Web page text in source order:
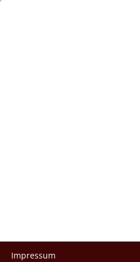
Impressum